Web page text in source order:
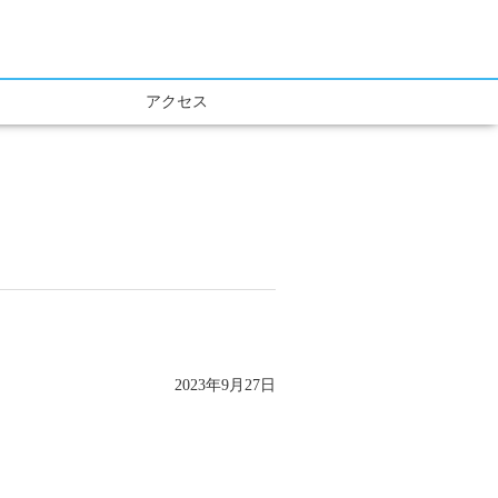
アクセス
2023年9月27日